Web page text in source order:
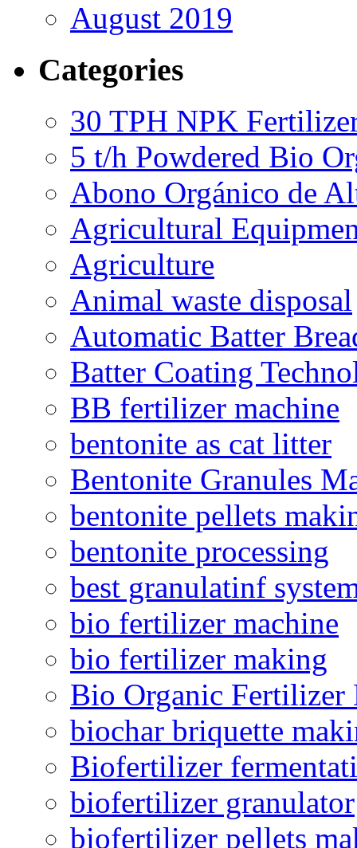
August 2019
Categories
30 TPH NPK
5 t/h Powdered Bio
Abono Orgánico de
Agricultural
Agriculture
Animal waste disposal
Automatic Batter
Batter Coating
BB fertilizer machine
bentonite as cat litter
Bentonite Granules
bentonite pellets
bentonite processing
best granulatinf
bio fertilizer machine
bio fertilizer making
Bio Organic Fertilizer
biochar briquette
Biofertilizer
biofertilizer granulator
biofertilizer pellets